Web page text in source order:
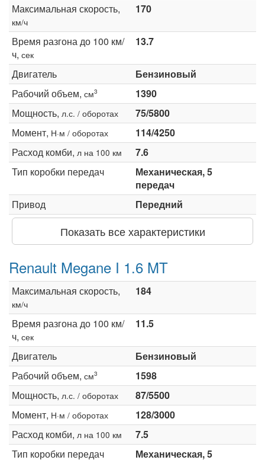
Максимальная скорость,
км/ч
170
Время разгона до 100 км/
ч, сек
13.7
Двигатель
Бензиновый
Рабочий объем, см3
1390
Мощность, л.с. / оборотах
75/5800
Момент, Н·м / оборотах
114/4250
Расход комби, л на 100 км
7.6
Тип коробки передач
Механическая, 5
передач
Привод
Передний
Показать все характеристики
Renault Megane I 1.6 MT
Максимальная скорость,
км/ч
184
Время разгона до 100 км/
ч, сек
11.5
Двигатель
Бензиновый
Рабочий объем, см3
1598
Мощность, л.с. / оборотах
87/5500
Момент, Н·м / оборотах
128/3000
Расход комби, л на 100 км
7.5
Тип коробки передач
Механическая, 5